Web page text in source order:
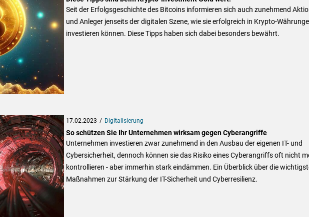
Seit der Erfolgsgeschichte des Bitcoins informieren sich auch zunehmend
und Anleger jenseits der digitalen Szene, wie sie erfolgreich in Krypto-
investieren können. Diese Tipps haben sich dabei besonders bewährt.
17.02.2023 Digitalisierung
So schützen Sie Ihr Unternehmen wirksam gegen Cyberangriffe
Unternehmen investieren zwar zunehmend in den Ausbau der eigenen IT- und
Cybersicherheit, dennoch können sie das Risiko eines Cyberangriffs oft nicht
kontrollieren - aber immerhin stark eindämmen. Ein Überblick über die
Maßnahmen zur Stärkung der IT-Sicherheit und Cyberresilienz.